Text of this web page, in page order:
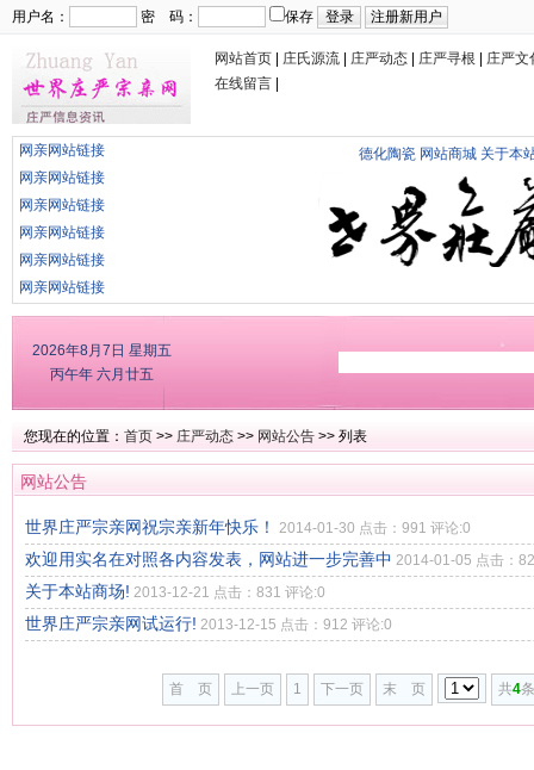
用户名： 密 码： 保存
网站首页 庄氏源流 庄严动态 庄严寻根
庄严文
在线留言
网亲网站链接
网亲网站链接
网亲网站链接
网亲网站链接
网亲网站链接
网亲网站链接
德化陶瓷 网站商城 关于本
2026年8月7日 星期五
丙午年 六月廿五
您现在的位置： 首页 >> 庄严动态 >> 网站公告 >> 列表
网站公告
世界庄严宗亲网祝宗亲新年快乐！ 2014-01-30 点击：991 评论:0
欢迎用实名在对照各内容发表，网站进一步完善中 2014-01-05 点击：
关于本站商场! 2013-12-21 点击：831 评论:0
世界庄严宗亲网试运行! 2013-12-15 点击：912 评论:0
首 页 上一页 1 下一页 末 页 共4